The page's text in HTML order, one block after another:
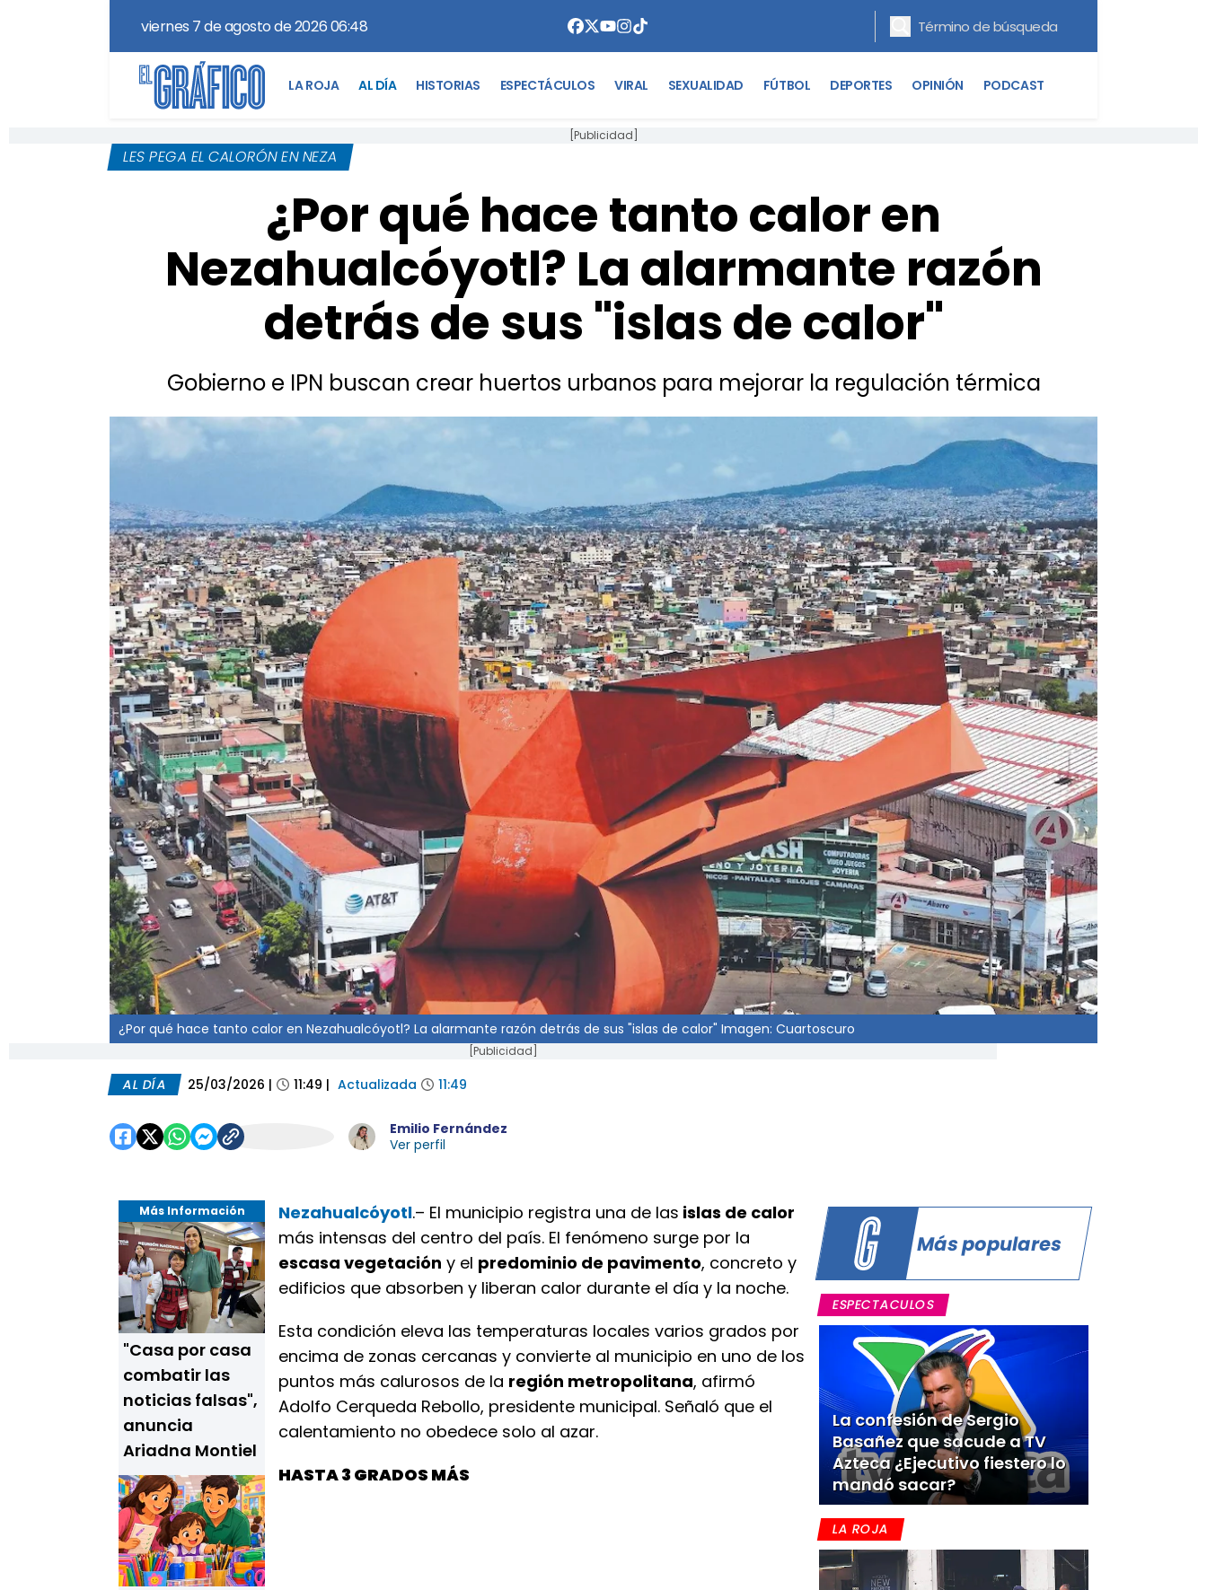
viernes 7 de agosto de 2026 06:48
LA ROJA AL DÍA HISTORIAS ESPECTÁCULOS VIRAL SEXUALIDAD FÚTBOL DEPORTES OPINIÓN PODCAST
[Publicidad]
LES PEGA EL CALORÓN EN NEZA
¿Por qué hace tanto calor en
Nezahualcóyotl? La alarmante razón
detrás de sus "islas de calor"
Gobierno e IPN buscan crear huertos urbanos para mejorar la regulación térmica
¿Por qué hace tanto calor en Nezahualcóyotl? La alarmante razón detrás de sus "islas de calor" Imagen: Cuartoscuro
[Publicidad]
AL DÍA 25/03/2026 | 11:49 | Actualizada 11:49
Emilio Fernández
Ver perfil
Más Información
"Casa por casa
combatir las
noticias falsas",
anuncia
Ariadna Montiel
Nezahualcóyotl.– El municipio registra una de las islas de calor
más intensas del centro del país. El fenómeno surge por la
escasa vegetación y el predominio de pavimento, concreto y
edificios que absorben y liberan calor durante el día y la noche.
Esta condición eleva las temperaturas locales varios grados por
encima de zonas cercanas y convierte al municipio en uno de los
puntos más calurosos de la región metropolitana, afirmó
Adolfo Cerqueda Rebollo, presidente municipal. Señaló que el
calentamiento no obedece solo al azar.
HASTA 3 GRADOS MÁS
Más populares
ESPECTACULOS
La confesión de Sergio
Basañez que sacude a TV
Azteca ¿Ejecutivo fiestero lo
mandó sacar?
LA ROJA